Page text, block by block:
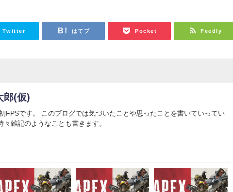
Twitter はてブ Pocket Feedly
郎(仮)
FPSです。 このブログでは気づいたことや思ったことを書いていってい
々雑記のようなことも書きます。